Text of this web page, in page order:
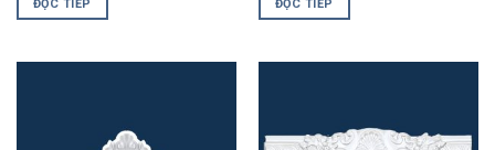
ĐỌC TIẾP ĐỌC TIẾP